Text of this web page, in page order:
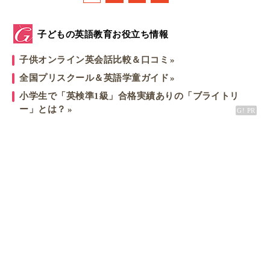
子どもの英語教育お役立ち情報
子供オンライン英会話比較＆口コミ
全国プリスクール＆英語学童ガイド
小学生で「英検準1級」合格実績ありの「ブライトリ
ー」とは？